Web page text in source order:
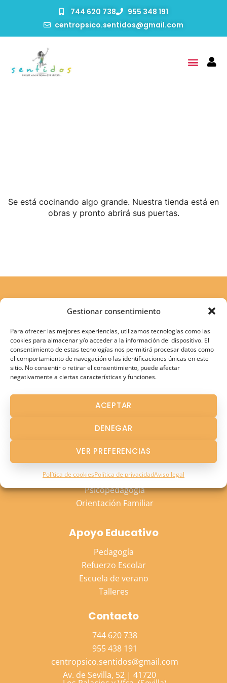
Gestionar consentimiento
Para ofrecer las mejores experiencias, utilizamos tecnologías como las
cookies para almacenar y/o acceder a la información del dispositivo. El
consentimiento de estas tecnologías nos permitirá procesar datos como
el comportamiento de navegación o las identificaciones únicas en este
sitio. No consentir o retirar el consentimiento, puede afectar
negativamente a ciertas características y funciones.
ACEPTAR
DENEGAR
VER PREFERENCIAS
Política de cookiesPolítica de privacidadAviso legal
744 620 738
955 348 191
centropsico.sentidos@gmail.com
Se está cocinando algo grande. Nuestra tienda está en
obras y pronto abrirá sus puertas.
Atención Terapéutica
Atención Temprana
Logopedia en Los Palacios
Psicología Adulto
Psicología Niño
Psicopedagogía
Orientación Familiar
Apoyo Educativo
Pedagogía
Refuerzo Escolar
Escuela de verano
Talleres
Contacto
744 620 738
955 438 191
centropsico.sentidos@gmail.com
Av. de Sevilla, 52 | 41720